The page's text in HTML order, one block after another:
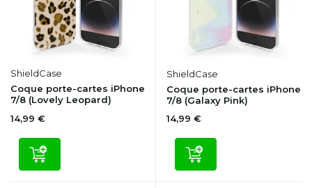
ShieldCase
Coque porte-cartes iPhone
7/8 (Lovely Leopard)
14,99 €
ShieldCase
Coque porte-cartes iPhone
7/8 (Galaxy Pink)
14,99 €